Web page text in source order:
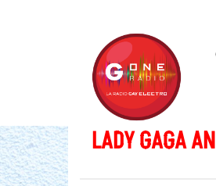
LADY GAGA